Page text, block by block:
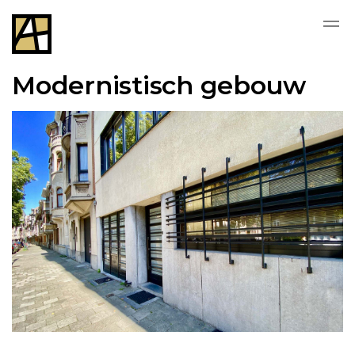
Modernistisch gebouw